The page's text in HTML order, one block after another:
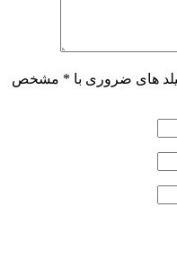
های ضروری با * مشخص